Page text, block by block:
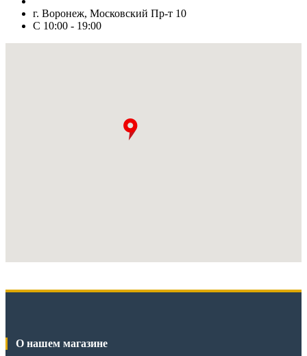
г. Воронеж, Московский Пр-т 10
С 10:00 - 19:00
О нашем магазине